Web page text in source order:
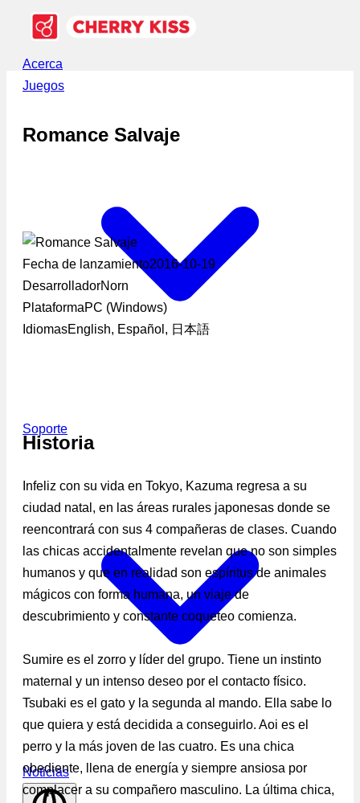
Acerca
Juegos
Soporte
Noticias
Romance Salvaje
Fecha de lanzamiento2016-10-19
DesarrolladorNorn
PlataformaPC (Windows)
IdiomasEnglish, Español, 日本語
Historia
Infeliz con su vida en Tokyo, Kazuma regresa a su
ciudad natal, en las áreas rurales japonesas donde se
reencontrará con sus 4 compañeras de clases. Cuando
las chicas accidentalmente revelan que no son simples
humanos y que en realidad son espíritus de animales
mágicos con forma humana, un viaje de
descubrimiento y constante coqueteo comienza.
Sumire es el zorro y líder del grupo. Tiene un instinto
maternal y un intenso deseo por el contacto físico.
Tsubaki es el gato y la segunda al mando. Ella sabe lo
que quiera y está decidida a conseguirlo. Aoi es el
perro y la más joven de las cuatro. Es una chica
obediente, llena de energía y siempre ansiosa por
complacer a su compañero masculino. La última chica,